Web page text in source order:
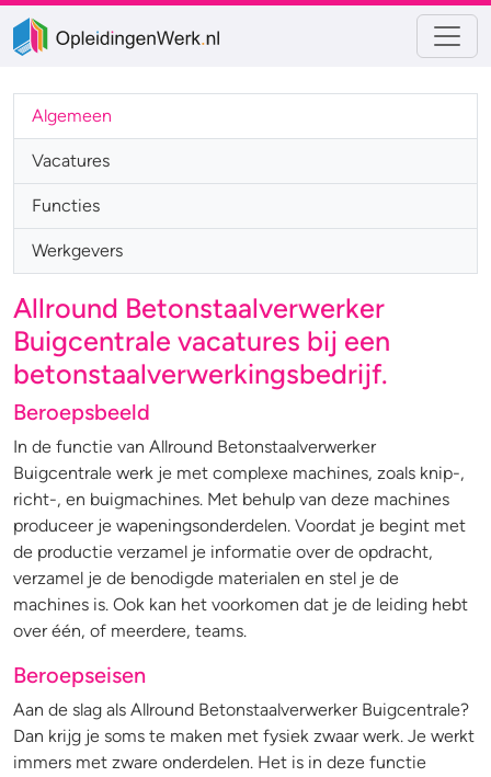
Algemeen
Vacatures
Functies
Werkgevers
Allround Betonstaalverwerker
Buigcentrale vacatures bij een
betonstaalverwerkingsbedrijf.
Beroepsbeeld
In de functie van Allround Betonstaalverwerker
Buigcentrale werk je met complexe machines, zoals knip-,
richt-, en buigmachines. Met behulp van deze machines
produceer je wapeningsonderdelen. Voordat je begint met
de productie verzamel je informatie over de opdracht,
verzamel je de benodigde materialen en stel je de
machines is. Ook kan het voorkomen dat je de leiding hebt
over één, of meerdere, teams.
Beroepseisen
Aan de slag als Allround Betonstaalverwerker Buigcentrale?
Dan krijg je soms te maken met fysiek zwaar werk. Je werkt
immers met zware onderdelen. Het is in deze functie